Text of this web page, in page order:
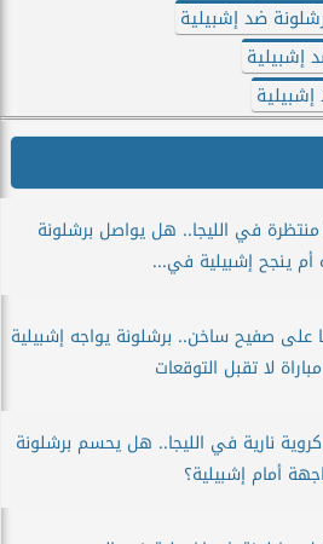
ضد إشبيلية
إشبيلية
في الليجا.. هل يواصل برشلونة
أم ينجح إشبيلية في...
على صفيح ساخن.. برشلونة يواجه إشبيلية
لا تقبل التوقعات
كروية نارية في الليجا.. هل يحسم برشلونة
أمام إشبيلية؟